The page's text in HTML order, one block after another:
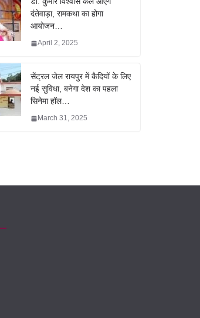
दंतेवाड़ा, रामकथा का होगा
आयोजन…
April 2, 2025
सेंट्रल जेल रायपुर में कैदियों के लिए
नई सुविधा, बनेगा देश का पहला
सिनेमा हॉल…
March 31, 2025